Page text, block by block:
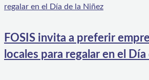
FOSIS invita a preferir
locales para regalar en el